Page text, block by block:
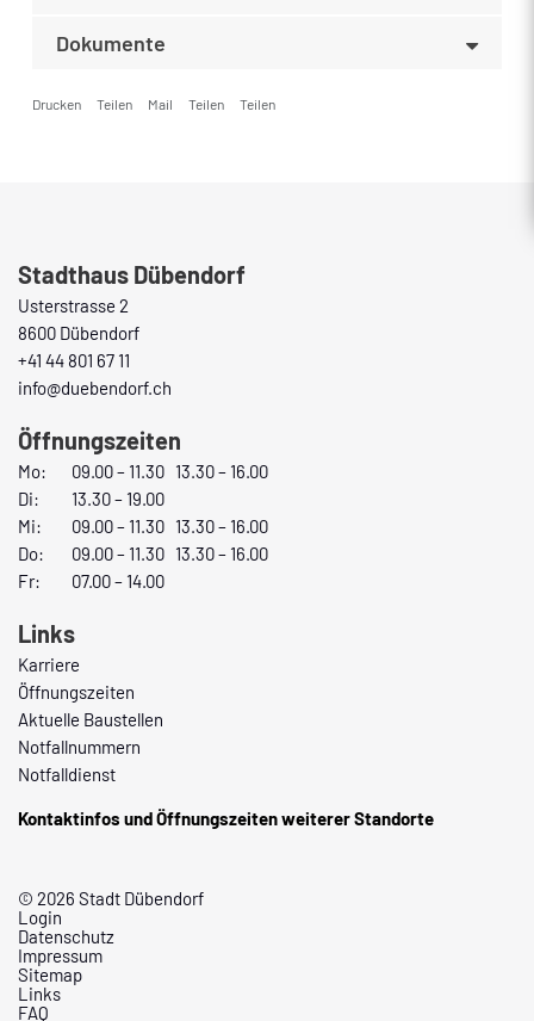
Dokumente
Drucken Teilen Mail Teilen Teilen
Stadthaus Dübendorf
Usterstrasse 2
8600 Dübendorf
+41 44 801 67 11
info@duebendorf.ch
Öffnungszeiten
Mo:
09.00 – 11.30 13.30 – 16.00
Di:
13.30 – 19.00
Mi:
09.00 – 11.30 13.30 – 16.00
Do:
09.00 – 11.30 13.30 – 16.00
Fr:
07.00 – 14.00
Links
Karriere
Öffnungszeiten
Aktuelle Baustellen
Notfallnummern
Notfalldienst
Kontaktinfos und Öffnungszeiten weiterer Standorte
© 2026 Stadt Dübendorf
Login
Datenschutz
Impressum
Sitemap
Links
FAQ